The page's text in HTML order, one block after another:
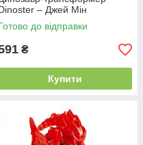
– Джей Мін
до відправки
₴
Купити